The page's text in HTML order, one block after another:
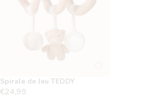
Spirale de Jeu TEDDY
€24,99